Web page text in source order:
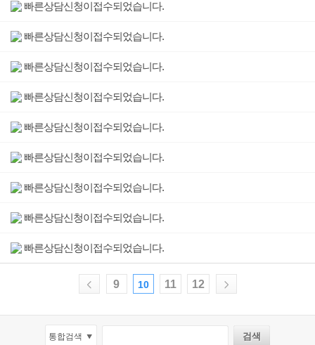
빠른상담신청이접수되었습니다.
빠른상담신청이접수되었습니다.
빠른상담신청이접수되었습니다.
빠른상담신청이접수되었습니다.
빠른상담신청이접수되었습니다.
빠른상담신청이접수되었습니다.
빠른상담신청이접수되었습니다.
빠른상담신청이접수되었습니다.
빠른상담신청이접수되었습니다.
9 10 11 12